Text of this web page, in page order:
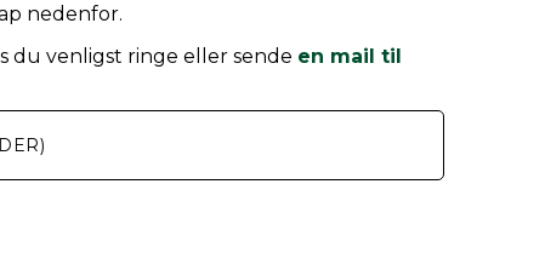
nedenfor.
du venligst ringe eller sende en mail til